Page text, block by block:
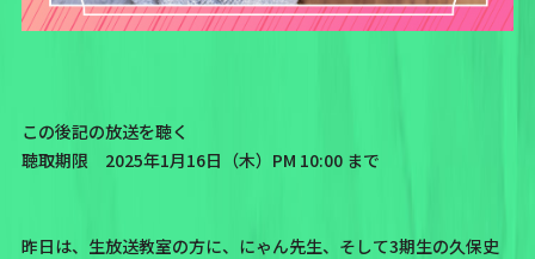
この後記の放送を聴く
聴取期限 2025年1月16日（木）PM 10:00 まで
昨日は、生放送教室の方に、 にゃん先生、そして3期生の久保史